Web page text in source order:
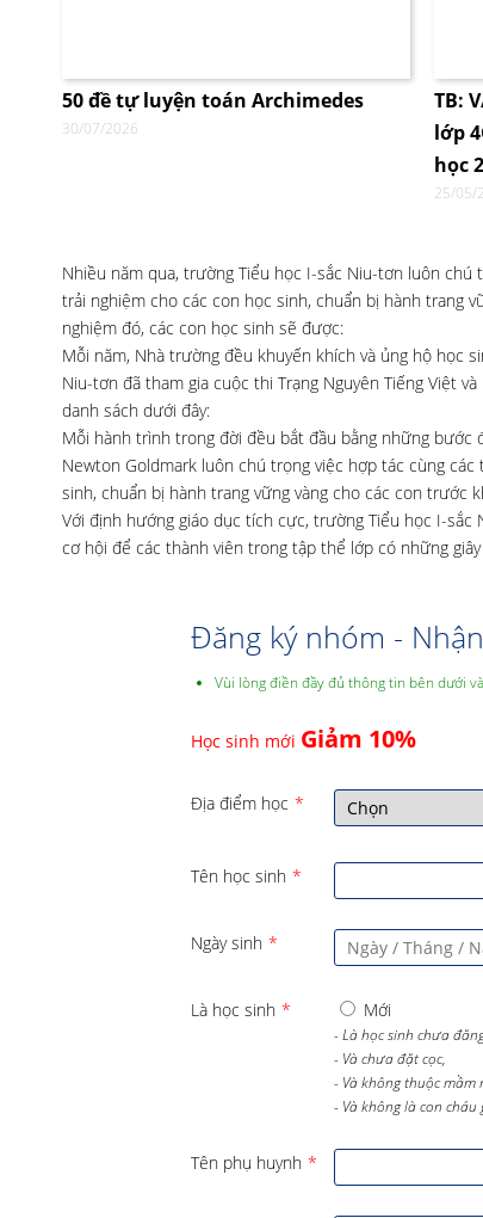
50 đề tự luyện toán Archimedes
30/07/2026
TB:
lớp
học
25/05/
Nhiều năm qua, trường Tiểu học I-sắc Niu-tơn luôn
trải nghiệm cho các con học sinh, chuẩn bị hành trang
nghiệm đó, các con học sinh sẽ được:
Mỗi năm, Nhà trường đều khuyến khích và ủng hộ học
Niu-tơn đã tham gia cuộc thi Trạng Nguyên Tiếng Việt
danh sách dưới đây:
Mỗi hành trình trong đời đều bắt đầu bằng những bước
Newton Goldmark luôn chú trọng việc hợp tác cùng
sinh, chuẩn bị hành trang vững vàng cho các con trước
Với định hướng giáo dục tích cực, trường Tiểu học I-
cơ hội để các thành viên trong tập thể lớp có những
Đăng ký nhóm -
Vùi lòng điền đầy đủ thông tin bên dưới
Học sinh mới Giảm 10%
Địa điểm học *
Tên học sinh *
Ngày sinh *
Là học sinh * Mới
- Là học sinh chưa
- Và chưa đặt cọc,
- Và không thuộc mầm
- Và không là con cháu
Tên phụ huynh *